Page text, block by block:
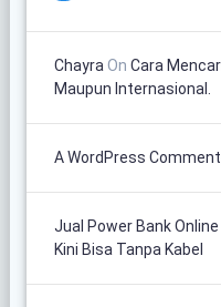
Chayra On Cara
Maupun Internasional.
A WordPress
Jual Power Bank Online
Kini Bisa Tanpa Kabel